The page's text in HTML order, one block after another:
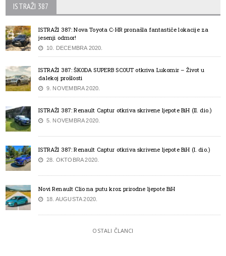
ISTRAŽI 387
ISTRAŽI 387: Nova Toyota C-HR pronašla fantastiče lokacije za
jesenji odmor!
10. DECEMBRA 2020.
ISTRAŽI 387: ŠKODA SUPERB SCOUT otkriva Lukomir – Život u
dalekoj prošlosti
9. NOVEMBRA 2020.
ISTRAŽI 387: Renault Captur otkriva skrivene ljepote BiH (II. dio.)
5. NOVEMBRA 2020.
ISTRAŽI 387: Renault Captur otkriva skrivene ljepote BiH (I. dio.)
28. OKTOBRA 2020.
Novi Renault Clio na putu kroz prirodne ljepote BiH
18. AUGUSTA 2020.
OSTALI ČLANCI